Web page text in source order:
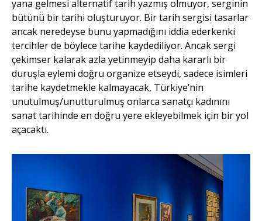
yana gelmesi alternatif tarih yazmış olmuyor, serginin
bütünü bir tarihi oluşturuyor. Bir tarih sergisi tasarlar
ancak neredeyse bunu yapmadığını iddia ederkenki
tercihler de böylece tarihe kaydediliyor. Ancak sergi
çekimser kalarak azla yetinmeyip daha kararlı bir
duruşla eylemi doğru organize etseydi, sadece isimleri
tarihe kaydetmekle kalmayacak, Türkiye’nin
unutulmuş/unutturulmuş onlarca sanatçı kadınını
sanat tarihinde en doğru yere ekleyebilmek için bir yol
açacaktı.